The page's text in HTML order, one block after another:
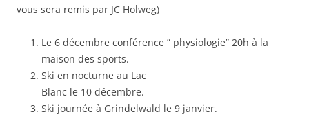
vous sera remis par JC Holweg)
Le 6 décembre conférence ” physiologie” 20h à la
maison des sports.
Ski en nocturne au Lac
Blanc le 10 décembre.
Ski journée à Grindelwald le 9 janvier.